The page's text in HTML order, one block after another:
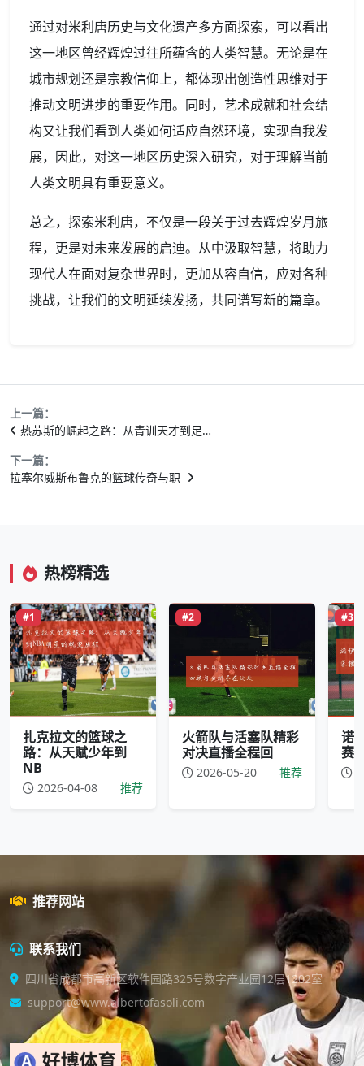
通过对米利唐历史与文化遗产多方面探索，可以看出
这一地区曾经辉煌过往所蕴含的人类智慧。无论是在
城市规划还是宗教信仰上，都体现出创造性思维对于
推动文明进步的重要作用。同时，艺术成就和社会结
构又让我们看到人类如何适应自然环境，实现自我发
展，因此，对这一地区历史深入研究，对于理解当前
人类文明具有重要意义。
总之，探索米利唐，不仅是一段关于过去辉煌岁月旅
程，更是对未来发展的启迪。从中汲取智慧，将助力
现代人在面对复杂世界时，更加从容自信，应对各种
挑战，让我们的文明延续发扬，共同谱写新的篇章。
上一篇：
热苏斯的崛起之路：从青训天才到足…
下一篇：
拉塞尔威斯布鲁克的篮球传奇与职
热榜精选
#1
扎克拉文的篮球之
路：从天赋少年到
NB
2026-04-08 推荐
#2
火箭队与活塞队精彩
对决直播全程回
2026-05-20 推荐
#3
诺
赛
推荐网站
联系我们
四川省成都市高新区软件园路325号数字产业园12层1202室
support@www.albertofasoli.com